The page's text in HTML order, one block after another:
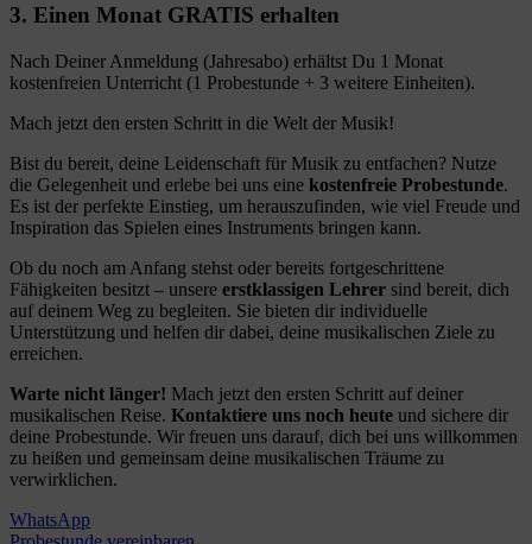
3. Einen Monat GRATIS erhalten
Nach Deiner Anmeldung (Jahresabo) erhältst Du 1 Monat
kostenfreien Unterricht (1 Probestunde + 3 weitere Einheiten).
Mach jetzt den ersten Schritt in die Welt der Musik!
Bist du bereit, deine Leidenschaft für Musik zu entfachen? Nutze
die Gelegenheit und erlebe bei uns eine kostenfreie Probestunde.
Es ist der perfekte Einstieg, um herauszufinden, wie viel Freude und
Inspiration das Spielen eines Instruments bringen kann.
Ob du noch am Anfang stehst oder bereits fortgeschrittene
Fähigkeiten besitzt – unsere erstklassigen Lehrer sind bereit, dich
auf deinem Weg zu begleiten. Sie bieten dir individuelle
Unterstützung und helfen dir dabei, deine musikalischen Ziele zu
erreichen.
Warte nicht länger! Mach jetzt den ersten Schritt auf deiner
musikalischen Reise. Kontaktiere uns noch heute und sichere dir
deine Probestunde. Wir freuen uns darauf, dich bei uns willkommen
zu heißen und gemeinsam deine musikalischen Träume zu
verwirklichen.
WhatsApp